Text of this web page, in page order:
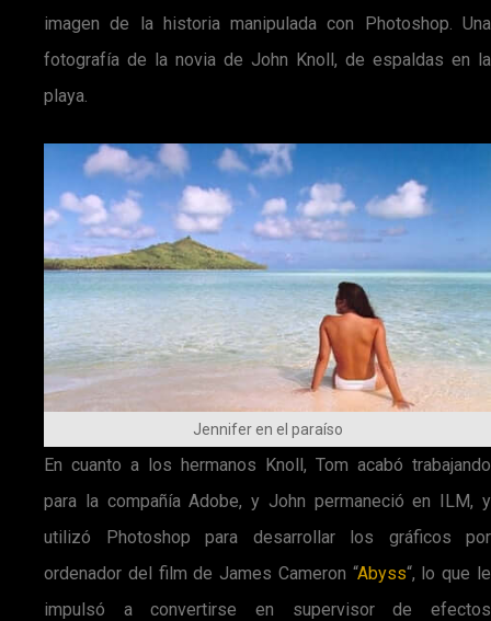
imagen de la historia manipulada con Photoshop. Una
fotografía de la novia de John Knoll, de espaldas en la
playa.
Jennifer en el paraíso
En cuanto a los hermanos Knoll, Tom acabó trabajando
para la compañía Adobe, y John permaneció en ILM, y
utilizó Photoshop para desarrollar los gráficos por
ordenador del film de James Cameron “Abyss“, lo que le
impulsó a convertirse en supervisor de efectos